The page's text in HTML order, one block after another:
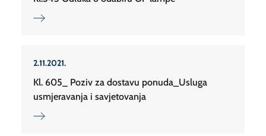
2.11.2021.
Kl. 605_ Poziv za dostavu ponuda_Usluga
usmjeravanja i savjetovanja